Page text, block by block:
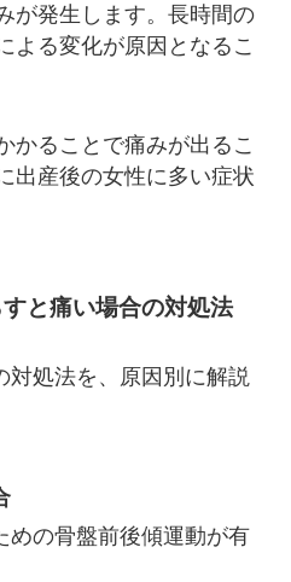
が発生します。長時間の
よる変化が原因となるこ
かることで痛みが出るこ
出産後の女性に多い症状
と痛い場合の対処法
対処法を、原因別に解説
めの骨盤前後傾運動が有